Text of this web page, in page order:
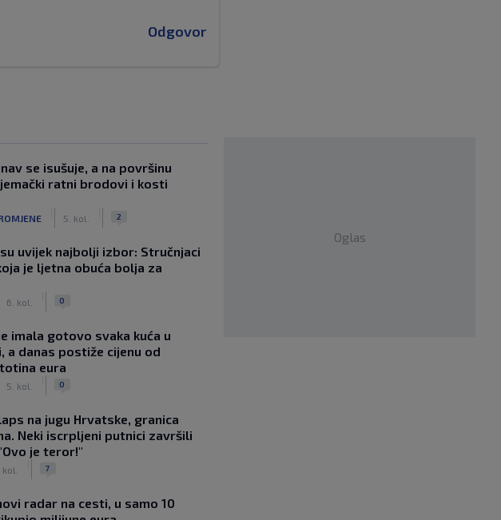
Odgovor
se isušuje, a na površinu
ratni brodovi i kosti
5. kol. 2
uvijek najbolji izbor: Stručnjaci
je ljetna obuća bolja za
6. kol. 0
imala gotovo svaka kuća u
a danas postiže cijenu od
eura
5. kol. 0
na jugu Hrvatske, granica
Neki iscrpljeni putnici završili
je teror!"
kol. 7
radar na cesti, u samo 10
Oglas